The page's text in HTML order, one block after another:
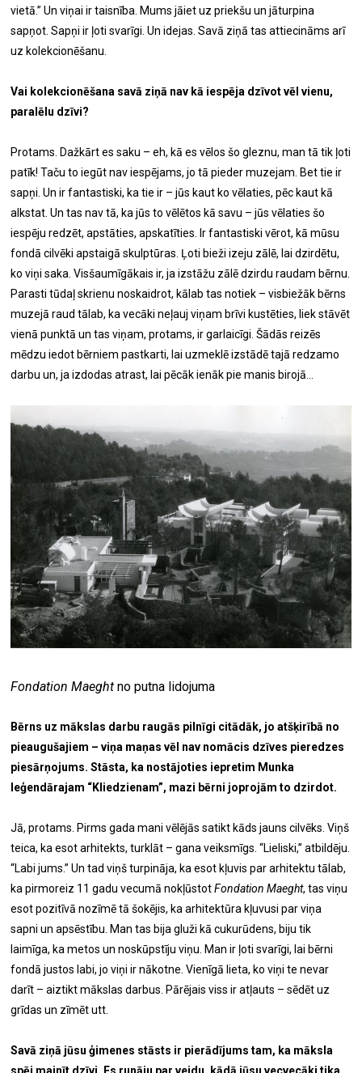
vietā.” Un viņai ir taisnība. Mums jāiet uz priekšu un jāturpina
sapņot. Sapņi ir ļoti svarīgi. Un idejas. Savā ziņā tas attiecināms arī
uz kolekcionēšanu.
Vai kolekcionēšana savā ziņā nav kā iespēja dzīvot vēl vienu,
paralēlu dzīvi?
Protams. Dažkārt es saku – eh, kā es vēlos šo gleznu, man tā tik ļoti
patīk! Taču to iegūt nav iespējams, jo tā pieder muzejam. Bet tie ir
sapņi. Un ir fantastiski, ka tie ir – jūs kaut ko vēlaties, pēc kaut kā
alkstat. Un tas nav tā, ka jūs to vēlētos kā savu – jūs vēlaties šo
iespēju redzēt, apstāties, apskatīties. Ir fantastiski vērot, kā mūsu
fondā cilvēki apstaigā skulptūras. Ļoti bieži izeju zālē, lai dzirdētu,
ko viņi saka. Visšaumīgākais ir, ja izstāžu zālē dzirdu raudam bērnu.
Parasti tūdaļ skrienu noskaidrot, kālab tas notiek – visbiežāk bērns
muzejā raud tālab, ka vecāki neļauj viņam brīvi kustēties, liek stāvēt
vienā punktā un tas viņam, protams, ir garlaicīgi. Šādās reizēs
mēdzu iedot bērniem pastkarti, lai uzmeklē izstādē tajā redzamo
darbu un, ja izdodas atrast, lai pēcāk ienāk pie manis birojā...
Fondation Maeghtno putna lidojuma
Bērns uz mākslas darbu raugās pilnīgi citādāk, jo atšķirībā no
pieaugušajiem – viņa maņas vēl nav nomācis dzīves pieredzes
piesārņojums. Stāsta, ka nostājoties iepretim Munka
leģendārajam “Kliedzienam”, mazi bērni joprojām to dzirdot.
Jā, protams. Pirms gada mani vēlējās satikt kāds jauns cilvēks. Viņš
teica, ka esot arhitekts, turklāt – gana veiksmīgs. “Lieliski,” atbildēju.
“Labi jums.” Un tad viņš turpināja, ka esot kļuvis par arhitektu tālab,
ka pirmoreiz 11 gadu vecumā nokļūstotFondation Maeght, tas viņu
esot pozitīvā nozīmē tā šokējis, ka arhitektūra kļuvusi par viņa
sapni un apsēstību. Man tas bija gluži kā cukurūdens, biju tik
laimīga, ka metos un noskūpstīju viņu. Man ir ļoti svarīgi, lai bērni
fondā justos labi, jo viņi ir nākotne. Vienīgā lieta, ko viņi te nevar
darīt – aiztikt mākslas darbus. Pārējais viss ir atļauts – sēdēt uz
grīdas un zīmēt utt.
Savā ziņā jūsu ģimenes stāsts ir pierādījums tam, ka māksla
spēj mainīt dzīvi. Es runāju par veidu, kādā jūsu vecvecāki tika